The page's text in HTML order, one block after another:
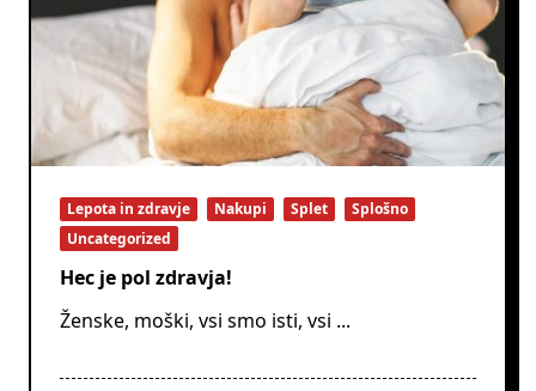
Lepota in zdravje Nakupi Splet
Splošno
Uncategorized
Hec je pol zdravja!
Ženske, moški, vsi smo isti, vsi ...